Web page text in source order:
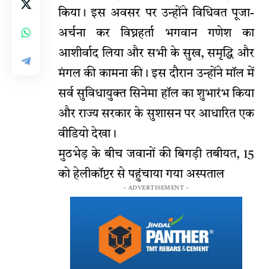
किया। इस अवसर पर उन्होंने विधिवत पूजा-
अर्चना कर विघ्नहर्ता भगवान गणेश का
आशीर्वाद लिया और सभी के सुख, समृद्धि और
मंगल की कामना की। इस दौरान उन्होंने मॉल में
सर्व सुविधायुक्त सिनेमा हॉल का शुभारंभ किया
और राज्य सरकार के सुशासन पर आधारित एक
वीडियो देखा।
मुठभेड़ के बीच जवानों की बिगड़ी तबीयत, 15
को हेलीकॉप्टर से पहुंचाया गया अस्पताल
- ADVERTISEMENT -